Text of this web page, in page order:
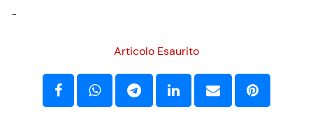
-
Articolo Esaurito